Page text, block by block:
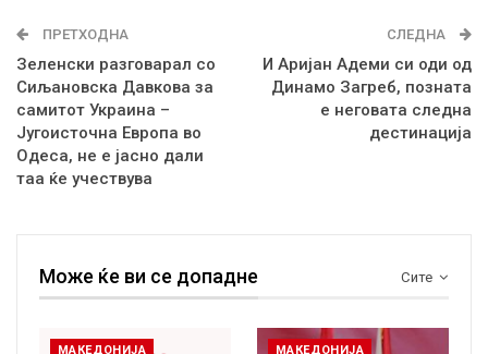
ПРЕТХОДНА
Зеленски разговарал со
Сиљановска Давкова за
самитот Украина –
Југоисточна Европа во
Одеса, не е јасно дали
таа ќе учествува
СЛЕДНА
И Аријан Адеми си оди од
Динамо Загреб, позната
е неговата следна
дестинација
Сите
Може ќе ви се допадне
МАКЕДОНИЈА МАКЕДОНИЈА